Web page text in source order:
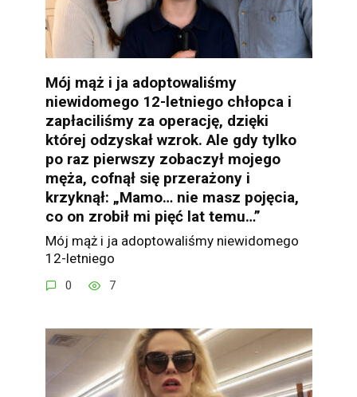
Mój mąż i ja adoptowaliśmy
niewidomego 12-letniego chłopca i
zapłaciliśmy za operację, dzięki
której odzyskał wzrok. Ale gdy tylko
po raz pierwszy zobaczył mojego
męża, cofnął się przerażony i
krzyknął: „Mamo… nie masz pojęcia,
co on zrobił mi pięć lat temu…”
Mój mąż i ja adoptowaliśmy niewidomego
12-letniego
0 7